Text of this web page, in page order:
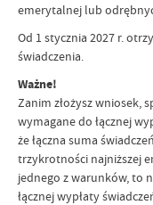
emerytalnej lub
Od 1 stycznia 2027 r.
świadczenia.
Ważne!
Zanim złożysz wniosek,
wymagane do łącznej
że łączna suma
trzykrotności najniższej
jednego z warunków, to
łącznej wypłaty